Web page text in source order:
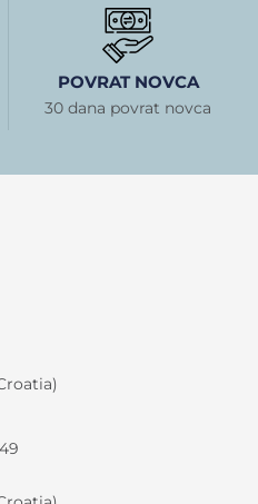
POVRAT NOVCA
30 dana povrat novca